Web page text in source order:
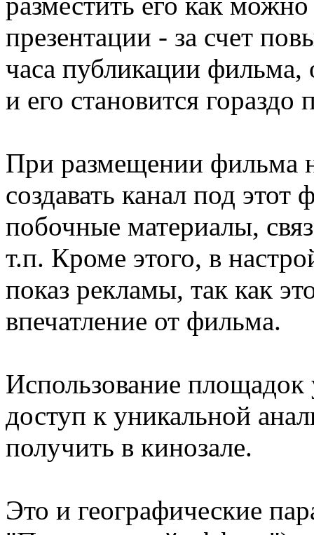
презентации - за счет
часа публикации фильма,
и его становится
При размещении фильма
создавать канал под
побочные материалы,
т.п. Кроме этого, в
показ рекламы, так как
впечатление от фильма.
Использование
доступ к уникальной
получить в кинозале.
Это и географические